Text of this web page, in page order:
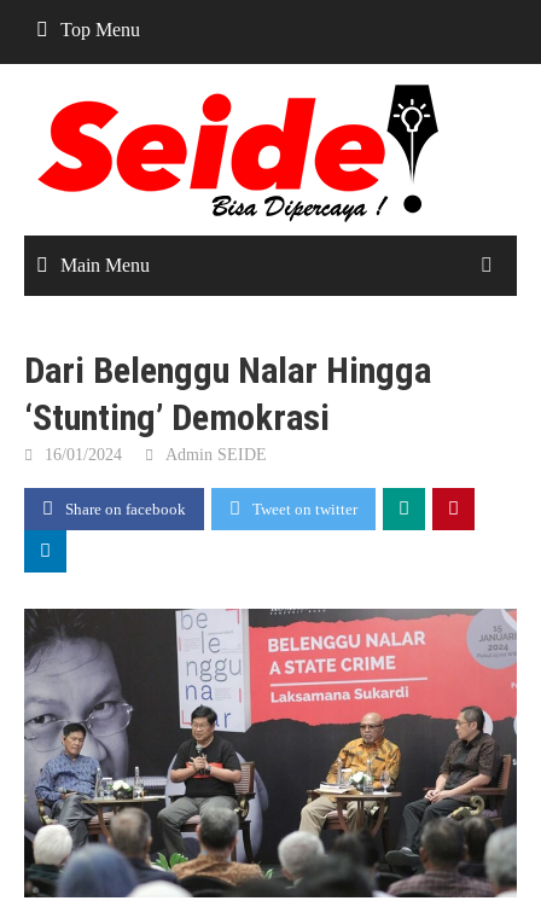
content
Top Menu
Main Menu
Dari Belenggu Nalar Hingga
‘Stunting’ Demokrasi
16/01/2024 Admin SEIDE
Share on facebook Tweet on twitter